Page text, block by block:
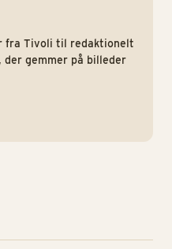
fra Tivoli til redaktionelt
der gemmer på billeder